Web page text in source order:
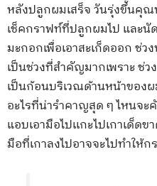
หลังปลูกผมเสร็จ วันรุ่งขึ้นคุ
เช็คกราฟท์ที่ปลูกผมไป และ
มะกอกเพื่อเอาสะเก็ดออก ช่
เป็นช่วงที่สำคัญมากเพราะ ช่
เป็นก้อนบริเวณด้านหน้าของ
อะไรที่น่ารําคาญสุด ๆ ไหนจ
แอบเอามือไปเเกะไปเกาเด็ดข
มือที่เกาลงไปอาจจะไปทำให้ก